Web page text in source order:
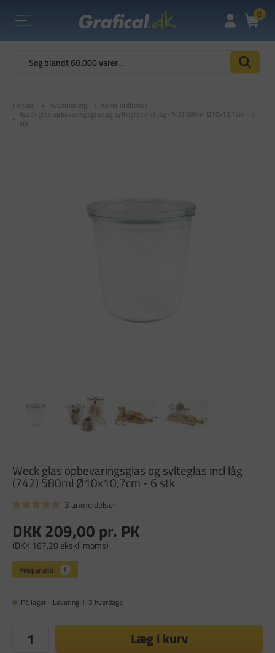
0
Forside Husholdning
Køkkentilbehør
Weck glas opbevaringsglas og sylteglas incl låg (742) 580ml Ø10x10,7cm - 6
stk
Weck glas opbevaringsglas og sylteglas incl låg
(742) 580ml Ø10x10,7cm - 6 stk
3 anmeldelser
DKK 209,00 pr. PK
(DKK 167,20 ekskl. moms)
På lager - Levering 1-3 hverdage
Læg i kurv